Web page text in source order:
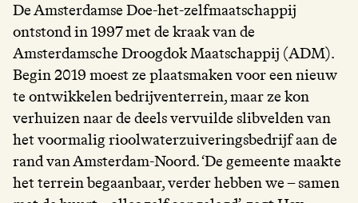
De Amsterdamse Doe-het-zelfmaatschappij
ontstond in 1997 met de kraak van de
Amsterdamsche Droogdok Maatschappij (ADM).
Begin 2019 moest ze plaatsmaken voor een nieuw
te ontwikkelen bedrijventerrein, maar ze kon
verhuizen naar de deels vervuilde slibvelden van
het voormalig rioolwaterzuiveringsbedrijf aan de
rand van Amsterdam-Noord. ‘De gemeente maakte
het terrein begaanbaar, verder hebben we – samen